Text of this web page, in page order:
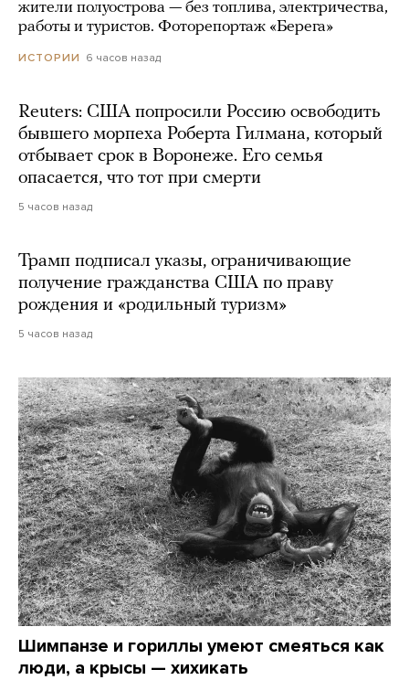
жители полуострова — без топлива, электричества,
работы и туристов. Фоторепортаж «Берега»
ИСТОРИИ 6 часов назад
Reuters: США попросили Россию освободить
бывшего морпеха Роберта Гилмана, который
отбывает срок в Воронеже. Его семья
опасается, что тот при смерти
5 часов назад
Трамп подписал указы, ограничивающие
получение гражданства США по праву
рождения и «родильный туризм»
5 часов назад
Шимпанзе и гориллы умеют смеяться как
люди, а крысы — хихикать